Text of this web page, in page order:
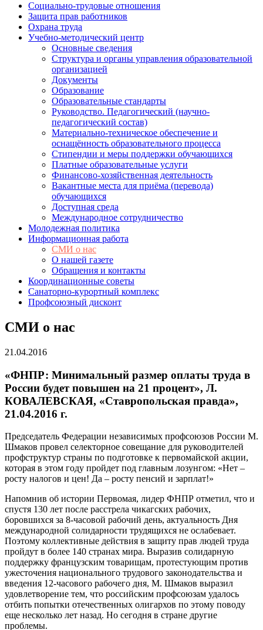
Социально-трудовые отношения
Защита прав работников
Охрана труда
Учебно-методический центр
Основные сведения
Структура и органы управления образовательной
организацией
Документы
Образование
Образовательные стандарты
Руководство. Педагогический (научно-
педагогический состав)
Материально-техническое обеспечение и
оснащённость образовательного процесса
Стипендии и меры поддержки обучающихся
Платные образовательные услуги
Финансово-хозяйственная деятельность
Вакантные места для приёма (перевода)
обучающихся
Доступная среда
Международное сотрудничество
Молодежная политика
Информационная работа
СМИ о нас
О нашей газете
Обращения и контакты
Координационные советы
Санаторно-курортный комплекс
Профсоюзный дисконт
СМИ о нас
21.04.2016
«ФНПР: Минимальный размер оплаты труда в
России будет повышен на 21 процент», Л.
КОВАЛЕВСКАЯ, «Ставропольская правда»,
21.04.2016 г.
Председатель Федерации независимых профсоюзов России М.
Шмаков провел селекторное совещание для руководителей
профструктур страны по подготовке к первомайской акции,
которая в этом году пройдет под главным лозунгом: «Нет –
росту налогов и цен! Да – росту пенсий и зарплат!»
Напомнив об истории Первомая, лидер ФНПР отметил, что и
спустя 130 лет после расстрела чикагских рабочих,
боровшихся за 8-часовой рабочий день, актуальность Дня
международной солидарности трудящихся не ослабевает.
Поэтому коллективные действия в защиту прав людей труда
пройдут в более 140 странах мира. Выразив солидарную
поддержку французским товарищам, протестующим против
ужесточения национального трудового законодательства и
введения 12-часового рабочего дня, М. Шмаков выразил
удовлетворение тем, что российским профсоюзам удалось
отбить попытки отечественных олигархов по этому поводу
еще несколько лет назад. Но сегодня в стране другие
проблемы.